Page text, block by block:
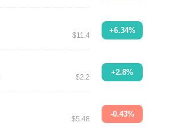
$11.4
+6.34%
$2.2
+2.8%
$5.48
-0.43%